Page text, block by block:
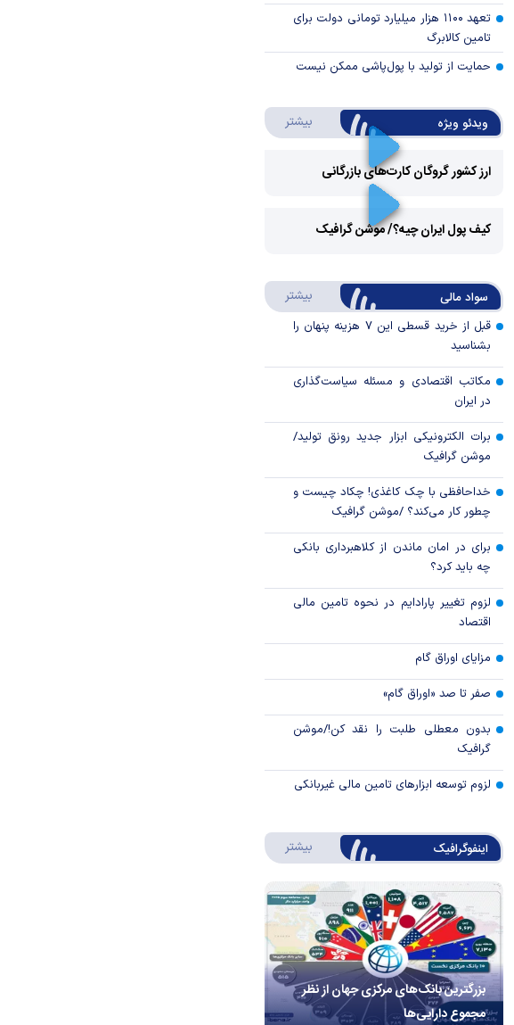
تعهد ۱۱۰۰ هزار میلیارد تومانی دولت برای
تامین کالابرگ
حمایت از تولید با پول‌پاشی ممکن نیست
ویدئو ویژه بیشتر درباره ویدئو ویژه
ارز کشور گروگان کارت‌های بازرگانی
Video
کیف پول ایران چیه؟/ موشن گرافیک
سواد مالی بیشتر درباره سواد مالی
قبل از خرید قسطی این ۷ هزینه پنهان را
بشناسید
مکاتب اقتصادی و مسئله سیاست‌گذاری
در ایران
برات الکترونیکی ابزار جدید رونق تولید/
موشن گرافیک
خداحافظی با چک کاغذی! چکاد چیست و
چطور کار می‌کند؟ /موشن گرافیک
برای در امان ماندن از کلاهبرداری بانکی
چه باید کرد؟
لزوم تغییر پارادایم در نحوه تامین مالی
اقتصاد
مزایای اوراق گام
صفر تا صد «اوراق گام»
بدون معطلی طلبت را نقد کن!/موشن
گرافیک
لزوم توسعه ابزارهای تامین مالی غیربانکی
اینفوگرافیک بیشتر درباره اینفوگرافیک
بزرگترین بانک‌های مرکزی جهان از نظر
مجموع دارایی‌ها